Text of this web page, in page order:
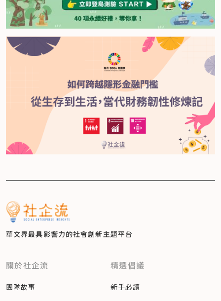
華文界最具影響力的社會創新主題平台
關於社企流
團隊故事
精選倡議
新手必讀